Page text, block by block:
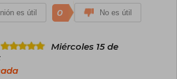
Gracias a su enfoque lúdico y educativo,
y Evan se han consolidado como
es útil 0 No es útil
Miércoles 15 de